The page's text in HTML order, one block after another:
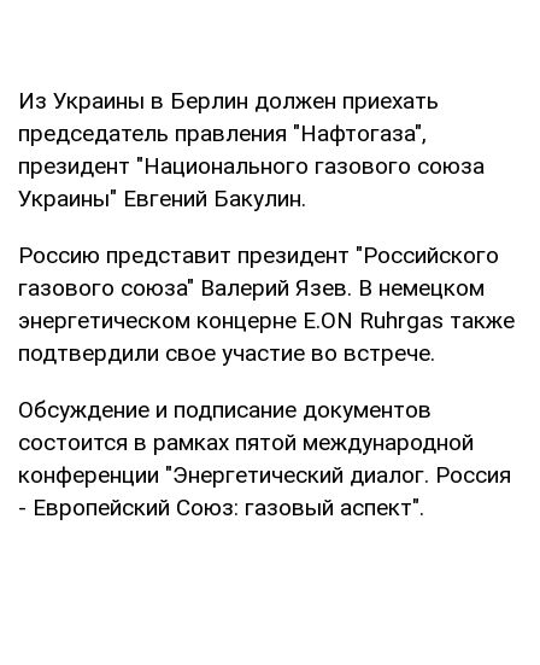
Из Украины в Берлин должен приехать
председатель правления "Нафтогаза",
президент "Национального газового союза
Украины" Евгений Бакулин.
Россию представит президент "Российского
газового союза" Валерий Язев. В немецком
энергетическом концерне E.ON Ruhrgas также
подтвердили свое участие во встрече.
Обсуждение и подписание документов
состоится в рамках пятой международной
конференции "Энергетический диалог. Россия
- Европейский Союз: газовый аспект".